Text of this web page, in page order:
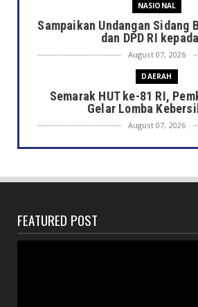
NASIONAL
Sampaikan Undangan Sidang
dan DPD RI
August 07, 2026
DAERAH
Semarak HUT ke-81 RI,
Gelar Lomba
August 07, 2026
DAERAH
Jangan Pasang
Bersama Forkopimda,
FEATURED POST